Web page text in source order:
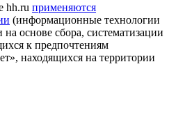
hh.ru применяются
(информационные технологии
основе сбора, систематизации
к предпочтениям
находящихся на территории